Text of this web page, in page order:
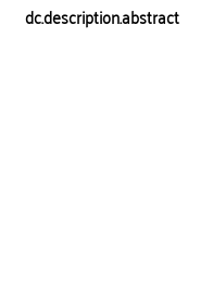
dc.description.abstract